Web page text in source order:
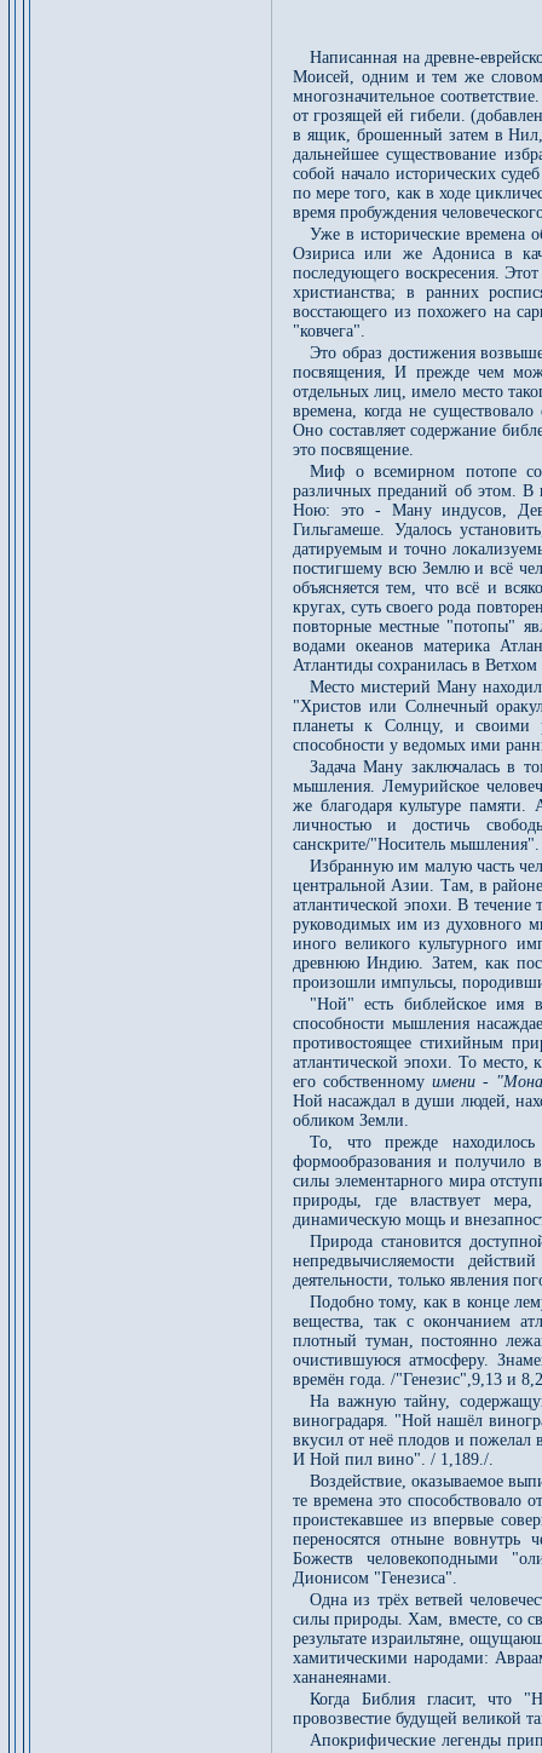
Написанная на древне-
Моисей, одним и тем же
многозначительное
от грозящей ей гибели.
в ящик, брошенный затем в Нил,
дальнейшее существование
собой начало исторических
по мере того, как в ходе
время пробуждения
Уже в исторические времена
Озириса или же Адониса в
последующего воскресения.
христианства; в ранних
восстающего из похожего на
"ковчега".
Это образ достижения
посвящения, И прежде чем
отдельных лиц, имело место
времена, когда не
Оно составляет содержание
это посвящение.
Миф о всемирном потопе
различных преданий об этом. В
Ною: это - Ману индусов,
Гильгамеше. Удалось
датируемым и точно
постигшему всю Землю и всё
объясняется тем, что всё и
кругах, суть своего рода
повторные местные "потопы"
водами океанов материка
Атлантиды сохранилась в
Место мистерий Ману
"Христов или Солнечный
планеты к Солнцу, и своими
способности у ведомых ими
Задача Ману заключалась в
мышления. Лемурийское
же благодаря культуре памяти.
личностью и достичь
санскрите/"Носитель мышления".
Избранную им малую часть
центральной Азии. Там, в
атлантической эпохи. В
руководимых им из духовного
иного великого культурного
древнюю Индию. Затем, как
произошли импульсы,
"Ной" есть библейское имя
способности мышления
противостоящее стихийным
атлантической эпохи. То место,
его собственномуимени -
Ной насаждал в души людей,
обликом Земли.
То, что прежде
формообразования и получило
силы элементарного мира
природы, где властвует
динамическую мощь и
Природа становится
непредвычисляемости
деятельности, только явления
Подобно тому, как в конце
вещества, так с окончанием
плотный туман, постоянно
очистившуюся атмосферу.
времён года. /"Генезис",9,13 и
На важную тайну,
виноградаря. "Ной нашёл
вкусил от неё плодов и пожелал
И Ной пил вино". / 1,189./.
Воздействие, оказываемое
те времена это способствовало
проистекавшее из впервые
переносятся отныне вовнутрь
Божеств человекоподными
Дионисом "Генезиса".
Одна из трёх ветвей
силы природы. Хам, вместе, со
результате израильтяне,
хамитическими народами:
хананеянами.
Когда Библия гласит, что
провозвестие будущей великой
Апокрифические легенды